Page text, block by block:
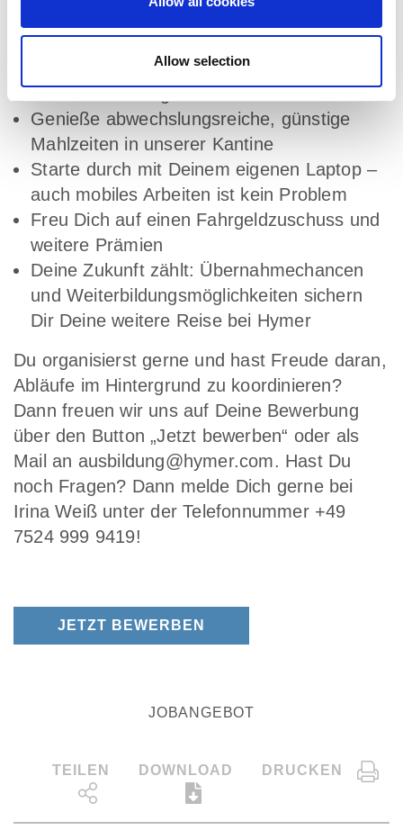
Allow selection
Bleib fit und entspannt mit dem EGYM-
Wellpass und nutze die vielseitigen Fitness-
und Wellnessangebote
Genieße abwechslungsreiche, günstige
Mahlzeiten in unserer Kantine
Starte durch mit Deinem eigenen Laptop –
auch mobiles Arbeiten ist kein Problem
Freu Dich auf einen Fahrgeldzuschuss und
weitere Prämien
Deine Zukunft zählt: Übernahmechancen
und Weiterbildungsmöglichkeiten sichern
Dir Deine weitere Reise bei Hymer
Du organisierst gerne und hast Freude daran,
Abläufe im Hintergrund zu koordinieren?
Dann freuen wir uns auf Deine Bewerbung
über den Button „Jetzt bewerben“ oder als
Mail an ausbildung@hymer.com. Hast Du
noch Fragen? Dann melde Dich gerne bei
Irina Weiß unter der Telefonnummer +49
7524 999 9419!
JETZT BEWERBEN
JOBANGEBOT
TEILEN DOWNLOAD DRUCKEN